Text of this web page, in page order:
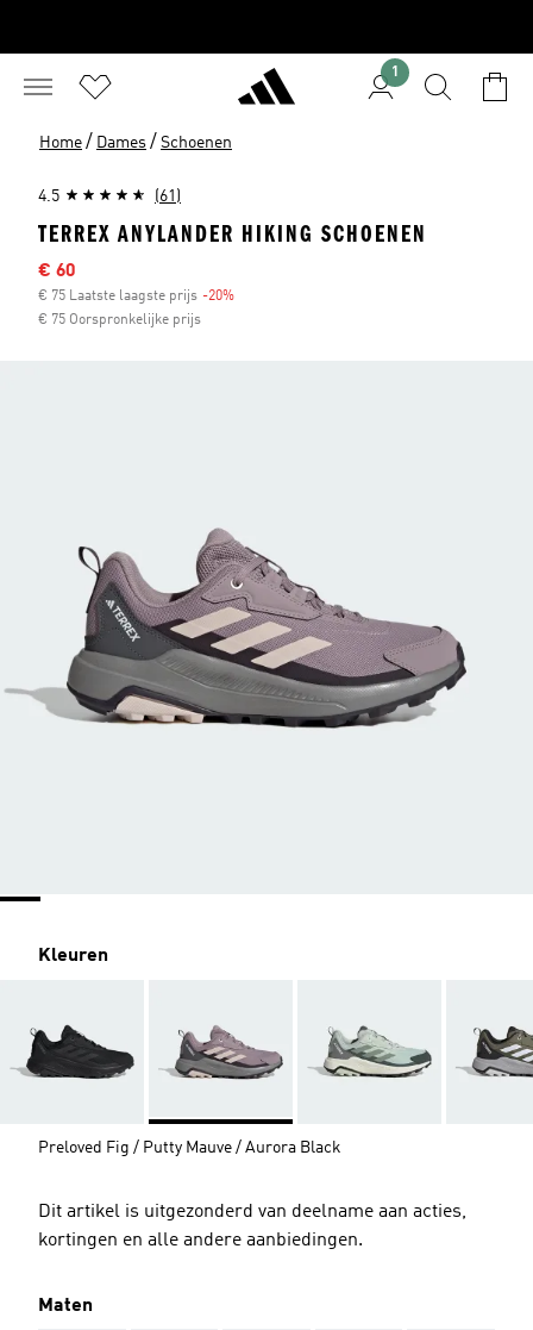
1
Home / Dames / Schoenen
4.5 (61)
TERREX ANYLANDER HIKING SCHOENEN
Sale price
€ 60
€ 75 Laatste laagste prijs -20%
€ 75 Oorspronkelijke prijs
Kleuren
Preloved Fig / Putty Mauve / Aurora Black
Dit artikel is uitgezonderd van deelname aan acties,
kortingen en alle andere aanbiedingen.
Maten